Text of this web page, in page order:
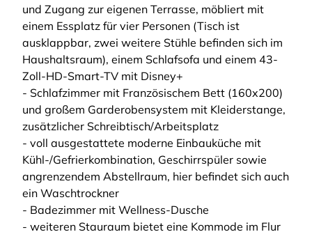
und Zugang zur eigenen Terrasse, möbliert mit
einem Essplatz für vier Personen (Tisch ist
ausklappbar, zwei weitere Stühle befinden sich im
Haushaltsraum), einem Schlafsofa und einem 43-
Zoll-HD-Smart-TV mit Disney+
- Schlafzimmer mit Französischem Bett (160x200)
und großem Garderobensystem mit Kleiderstange,
zusätzlicher Schreibtisch/Arbeitsplatz
- voll ausgestattete moderne Einbauküche mit
Kühl-/Gefrierkombination, Geschirrspüler sowie
angrenzendem Abstellraum, hier befindet sich auch
ein Waschtrockner
- Badezimmer mit Wellness-Dusche
- weiteren Stauraum bietet eine Kommode im Flur